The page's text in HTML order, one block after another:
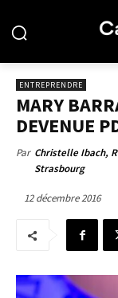
ENTREPRENDRE
MARY
DEVENUE
Par Christelle Ibach,
Strasbourg
12 décembre 2016